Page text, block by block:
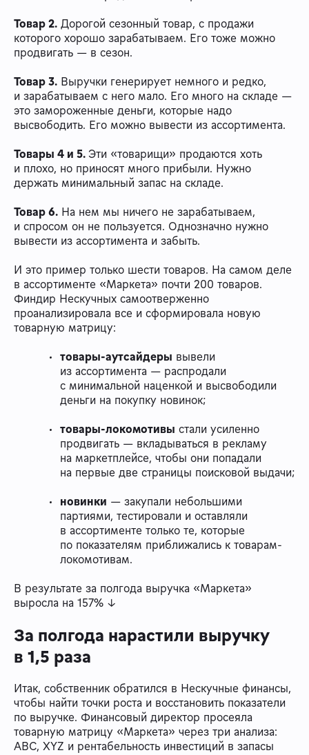
Товар 2. Дорогой сезонный товар, с продажи
которого хорошо зарабатываем. Его тоже можно
продвигать — в сезон.
Товар 3. Выручки генерирует немного и редко,
и зарабатываем с него мало. Его много на складе —
это замороженные деньги, которые надо
высвободить. Его можно вывести из ассортимента.
Товары 4 и 5. Эти «товарищи» продаются хоть
и плохо, но приносят много прибыли. Нужно
держать минимальный запас на складе.
Товар 6. На нем мы ничего не зарабатываем,
и спросом он не пользуется. Однозначно нужно
вывести из ассортимента и забыть.
И это пример только шести товаров. На самом деле
в ассортименте «Маркета» почти 200 товаров.
Финдир Нескучных самоотверженно
проанализировала все и сформировала новую
товарную матрицу:
товары-аутсайдеры вывели
из ассортимента — распродали
с минимальной наценкой и высвободили
деньги на покупку новинок;
товары-локомотивы стали усиленно
продвигать — вкладываться в рекламу
на маркетплейсе, чтобы они попадали
на первые две страницы поисковой выдачи;
новинки — закупали небольшими
партиями, тестировали и оставляли
в ассортименте только те, которые
по показателям приближались к товарам-
локомотивам.
В результате за полгода выручка «Маркета»
выросла на 157% ↓
За полгода нарастили выручку
в 1,5 раза
Итак, собственник обратился в Нескучные финансы,
чтобы найти точки роста и восстановить показатели
по выручке. Финансовый директор просеяла
товарную матрицу «Маркета» через три анализа:
ABC, XYZ и рентабельность инвестиций в запасы